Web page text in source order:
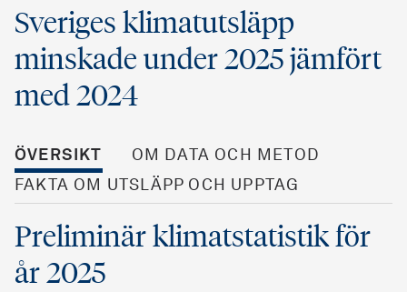
Sveriges klimatutsläpp
minskade under 2025 jämfört
med 2024
ÖVERSIKT
OM DATA OCH METOD
FAKTA OM UTSLÄPP OCH UPPTAG
Preliminär klimatstatistik för
år 2025